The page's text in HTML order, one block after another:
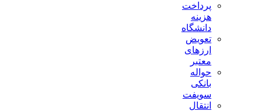
پرداخت
هزینه
دانشگاه
تعویض
ارزهای
معتبر
حواله
بانکی
سویفت
انتقال